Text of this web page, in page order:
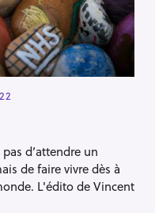
d’attendre un
de faire vivre dès à
L'édito de Vincent